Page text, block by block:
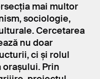
mai multor
sociologie,
Cercetarea
nu doar
ci și rolul
Prin